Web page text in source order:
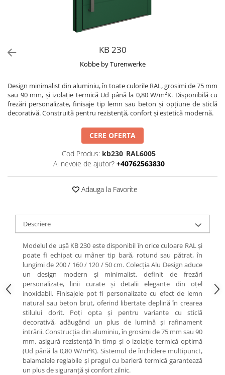
KB 230
Kobbe by Turenwerke
Design minimalist din aluminiu, în toate culorile RAL, grosimi de 75 mm
sau 90 mm, și izolație termică Ud până la 0,80 W/m²K. Disponibilă cu
frezări personalizate, finisaje tip lemn sau beton și opțiune de sticlă
decorativă. Construită pentru rezistență, confort și estetică modernă.
CERE OFERTA
Cod Produs: kb230_RAL6005
Ai nevoie de ajutor? +40762563830
Adauga la Favorite
Descriere
Modelul de ușă KB 230 este disponibil în orice culoare RAL și
poate fi echipat cu mâner tip bară, rotund sau pătrat, în
lungimi de 200 / 160 / 120 / 50 cm. Colecția Alu Design aduce
un design modern și minimalist, definit de frezări
personalizate, linii curate și detalii elegante din oțel
inoxidabil. Finisajele pot fi personalizate cu efect de lemn
natural sau beton brut, oferind libertate deplină în crearea
stilului dorit. Poți opta și pentru variante cu sticlă
decorativă, adăugând un plus de lumină și rafinament
intrării. Construcția din aluminiu, în grosimi de 75 mm sau 90
mm, asigură rezistență în timp și o izolație termică optimă
(Ud până la 0,80 W/m²K). Sistemul de închidere multipunct,
balamalele reglabile și pragul cu barieră termică garantează
un plus de siguranță și confort zilnic.